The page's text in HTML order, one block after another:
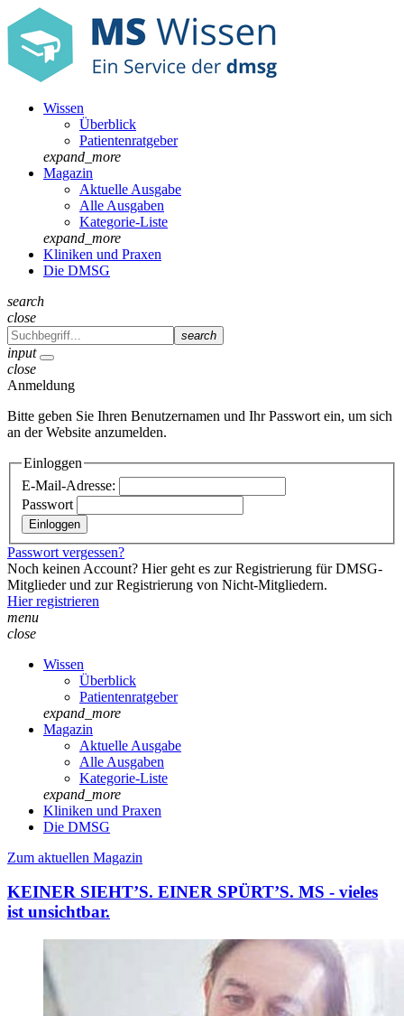
Wissen
Überblick
Patientenratgeber
expand_more
Magazin
Aktuelle Ausgabe
Alle Ausgaben
Kategorie-Liste
expand_more
Kliniken und Praxen
Die DMSG
search
close
search
input
close
Anmeldung
Bitte geben Sie Ihren Benutzernamen und Ihr Passwort ein, um sich
an der Website anzumelden.
Einloggen
E-Mail-Adresse:
Passwort
Passwort vergessen?
Noch keinen Account? Hier geht es zur Registrierung für DMSG-
Mitglieder und zur Registrierung von Nicht-Mitgliedern.
Hier registrieren
menu
close
Wissen
Überblick
Patientenratgeber
expand_more
Magazin
Aktuelle Ausgabe
Alle Ausgaben
Kategorie-Liste
expand_more
Kliniken und Praxen
Die DMSG
Zum aktuellen Magazin
KEINER SIEHT’S. EINER SPÜRT’S. MS - vieles
ist unsichtbar.